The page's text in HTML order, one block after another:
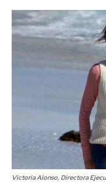
Victoria Alonso, Directora